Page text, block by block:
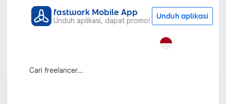
fastwork Mobile App
Unduh aplikasi, dapat promo! Unduh aplikasi
Profesional